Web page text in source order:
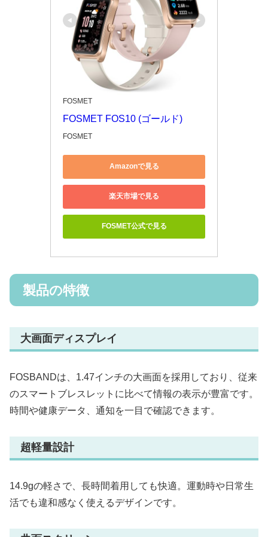
FOSMET
FOSMET FOS10 (ゴールド)
FOSMET
Amazonで見る
楽天市場で見る
FOSMET公式で見る
製品の特徴
大画面ディスプレイ
FOSBANDは、1.47インチの大画面を採用しており、従来
のスマートブレスレットに比べて情報の表示が豊富です。
時間や健康データ、通知を一目で確認できます。
超軽量設計
14.9gの軽さで、長時間着用しても快適。運動時や日常生
活でも違和感なく使えるデザインです。